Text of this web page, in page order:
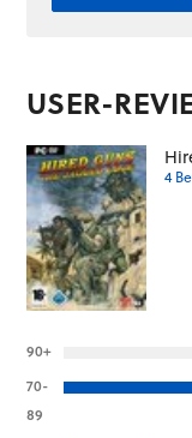
USER-
4
90+
70-
89